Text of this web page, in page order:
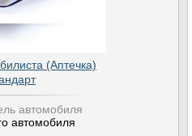
(Аптечка)
автомобиля
автомобиля